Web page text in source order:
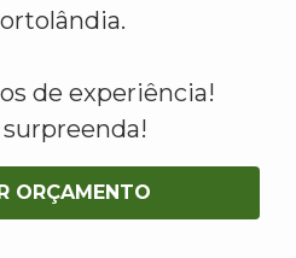
de experiência!
surpreenda!
ORÇAMENTO